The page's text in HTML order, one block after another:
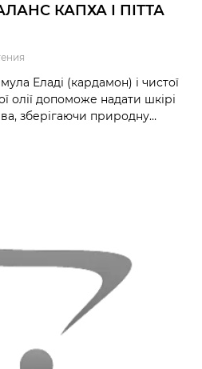
КАПХА І ПІТТА
Еладі (кардамон) і чистої
олії допоможе надати шкірі
зберігаючи природну
і проблем, таких як свербіж,
можна використовувати